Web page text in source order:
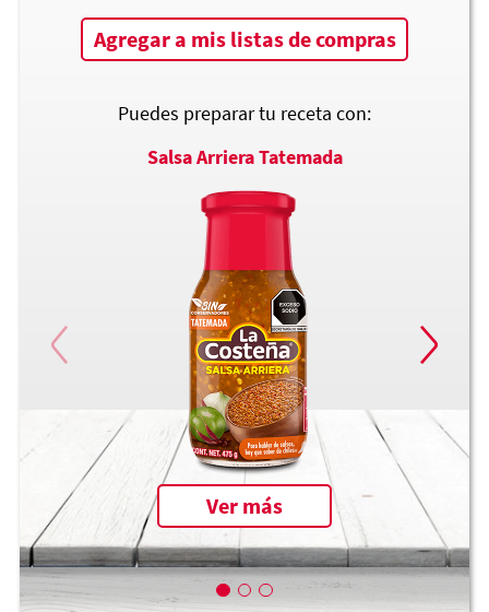
Agregar a mis listas de compras
Puedes preparar tu receta con:
Salsa Arriera Tatemada
Ver más